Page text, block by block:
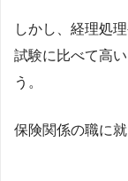
しかし、経理処
試験に比べて高
う。
保険関係の職に